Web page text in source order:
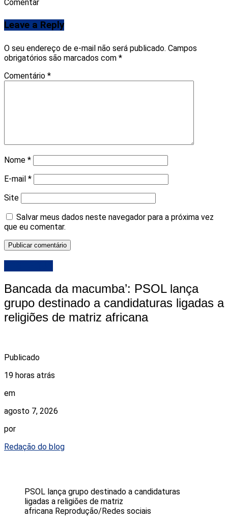
Comentar
Leave a Reply
O seu endereço de e-mail não será publicado. Campos
obrigatórios são marcados com *
Comentário *
Nome *
E-mail *
Site
Salvar meus dados neste navegador para a próxima vez
que eu comentar.
Bancada da macumba’: PSOL lança
grupo destinado a candidaturas ligadas a
religiões de matriz africana
Publicado
19 horas atrás
em
agosto 7, 2026
por
Redação do blog
PSOL lança grupo destinado a candidaturas
ligadas a religiões de matriz
africana Reprodução/Redes sociais